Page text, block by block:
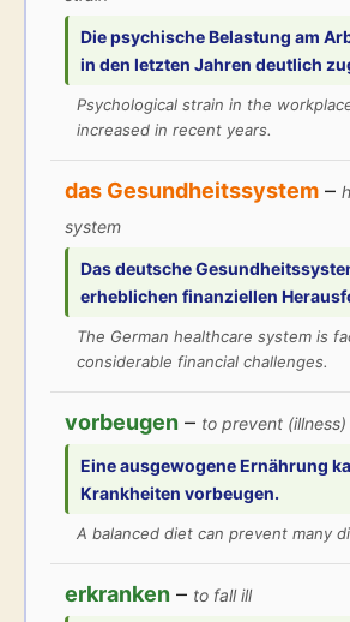
Diepsychische Belastung am
in den letzten Jahren deutlich
Psychological strain in the
increased in recent years.
das Gesundheitssystem –
system
Das deutsche
erheblichen finanziellen
The German healthcare system is
considerable financial challenges.
vorbeugen – to prevent (illness)
Eine ausgewogene Ernährung
Krankheiten vorbeugen.
A balanced diet can prevent many
erkranken – to fall ill